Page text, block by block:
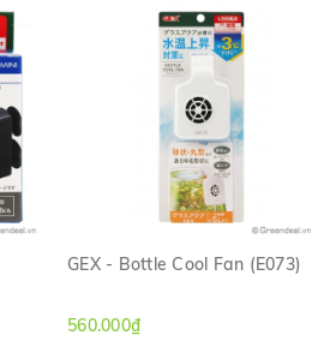
GEX - Bottle Cool Fan (E073)
560.000₫